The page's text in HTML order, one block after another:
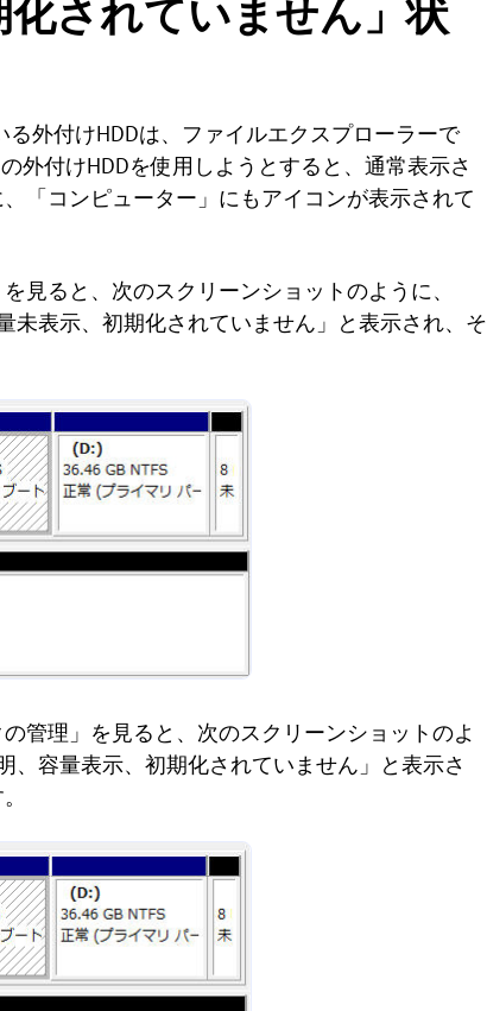
化されていません」状
外付けHDDは、ファイルエクスプローラーで
外付けHDDを使用しようとすると、通常表示さ
「コンピューター」にもアイコンが表示されて
見ると、次のスクリーンショットのように、
未表示、初期化されていません」と表示され、そ
管理」を見ると、次のスクリーンショットのよ
、容量表示、初期化されていません」と表示さ